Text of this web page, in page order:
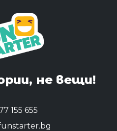
не вещи!
155 655